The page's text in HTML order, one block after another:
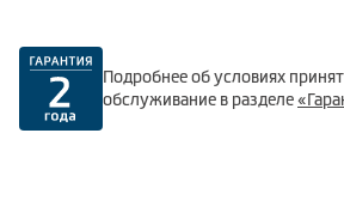
Подробнее об условиях
обслуживание в разделе